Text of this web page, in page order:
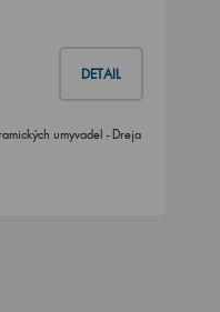
DETAIL
umyvadel - Dreja